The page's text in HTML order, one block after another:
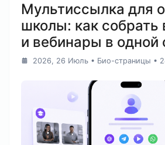
Мультиссылка для
школы: как собрать
и вебинары в одной
2026, 26 Июль • Био-страницы •